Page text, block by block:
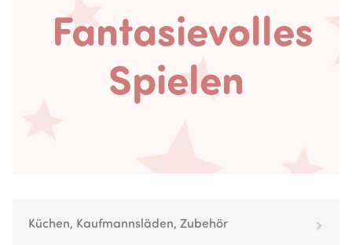
Fantasievolles
Spielen
Küchen, Kaufmannsläden, Zubehör